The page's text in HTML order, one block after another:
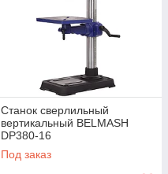
Станок cверлильный
вертикальный BELMASH
DP380-16
Под заказ